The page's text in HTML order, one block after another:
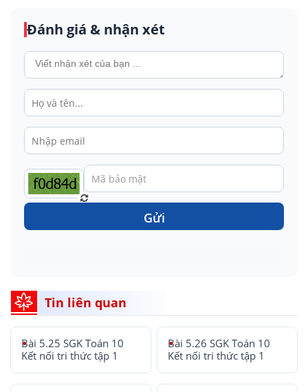
Đánh giá & nhận xét
Gửi
Tin liên quan
Bài 5.25 SGK Toán 10
Kết nối tri thức tập 1
Bài 5.26 SGK Toán 10
Kết nối tri thức tập 1